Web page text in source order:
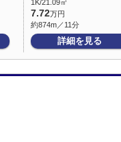
1K/21.09㎡
7.72万円
約874m／11分
詳細を見る